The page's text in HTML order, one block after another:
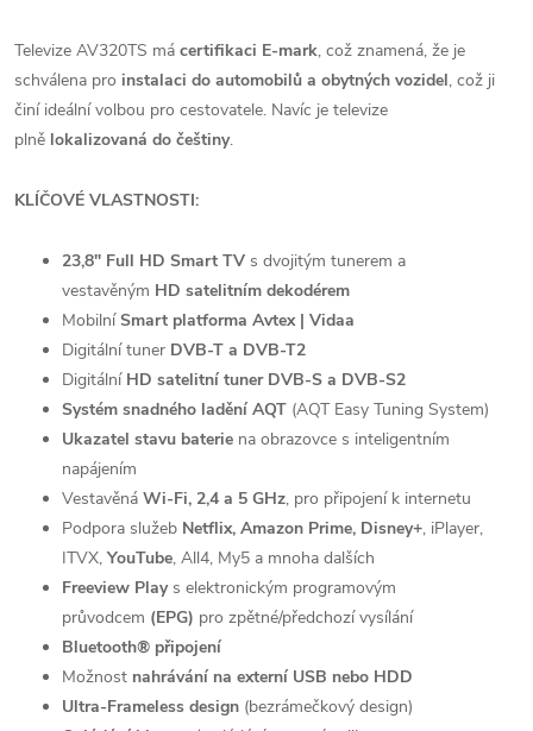
Televize AV320TS má certifikaci E-mark, což znamená, že je
schválena pro instalaci do automobilů a obytných vozidel, což ji
činí ideální volbou pro cestovatele. Navíc je televize
plně lokalizovaná do češtiny.
KLÍČOVÉ VLASTNOSTI:
23,8" Full HD Smart TV s dvojitým tunerem a
vestavěným HD satelitním dekodérem
Mobilní Smart platforma Avtex | Vidaa
Digitální tuner DVB-T a DVB-T2
Digitální HD satelitní tuner DVB-S a DVB-S2
Systém snadného ladění AQT (AQT Easy Tuning System)
Ukazatel stavu baterie na obrazovce s inteligentním
napájením
Vestavěná Wi-Fi, 2,4 a 5 GHz, pro připojení k internetu
Podpora služeb Netflix, Amazon Prime, Disney+, iPlayer,
ITVX, YouTube, All4, My5 a mnoha dalších
Freeview Play s elektronickým programovým
průvodcem (EPG) pro zpětné/předchozí vysílání
Bluetooth® připojení
Možnost nahrávání na externí USB nebo HDD
Ultra-Frameless design (bezrámečkový design)